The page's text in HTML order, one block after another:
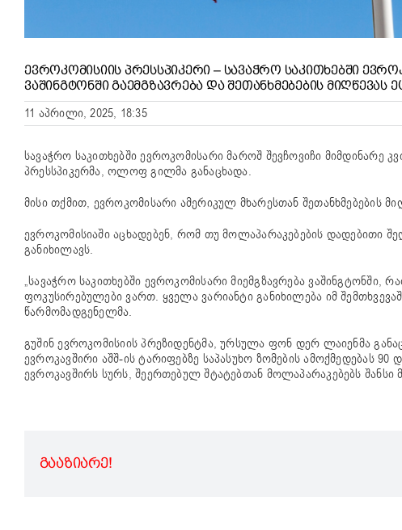
ᲔᲕᲠᲝᲙᲝᲛᲘᲡᲘᲘᲡ ᲞᲠᲔᲡᲡᲞᲘᲙᲔᲠᲘ – ᲡᲐᲕᲐᲭᲠᲝ ᲡᲐᲙᲘᲗᲮᲔᲑᲨᲘ
ᲕᲐᲨᲘᲜᲒᲢᲝᲜᲨᲘ ᲒᲐᲔᲛᲒᲖᲐᲕᲠᲔᲑᲐ ᲓᲐ ᲨᲔᲗᲐᲜᲮᲛᲔᲑᲔᲑᲘᲡ ᲛᲘᲦᲬᲔᲕᲐᲡ
11 აპრილი, 2025, 18:35
სავაჭრო საკითხებში ევროკომისარი მაროშ შევჩოვიჩი მიმდინარე
პრესსპიკერმა, ოლოფ გილმა განაცხადა.
მისი თქმით, ევროკომისარი ამერიკულ მხარესთან შეთანხმებების
ევროკომისიაში აცხადებენ, რომ თუ მოლაპარაკებების დადებითი
განიხილავს.
„სავაჭრო საკითხებში ევროკომისარი მიემგზავრება ვაშინგტონში,
ფოკუსირებულები ვართ. ყველა ვარიანტი განიხილება იმ
წარმომადგენელმა.
გუშინ ევროკომისიის პრეზიდენტმა, ურსულა ფონ დერ ლაიენმა
ევროკავშირი აშშ-ის ტარიფებზე საპასუხო ზომების
ევროკავშირს სურს, შეერთებულ შტატებთან მოლაპარაკებებს შანსი
ᲒᲐᲐᲖᲘᲐᲠᲔ!